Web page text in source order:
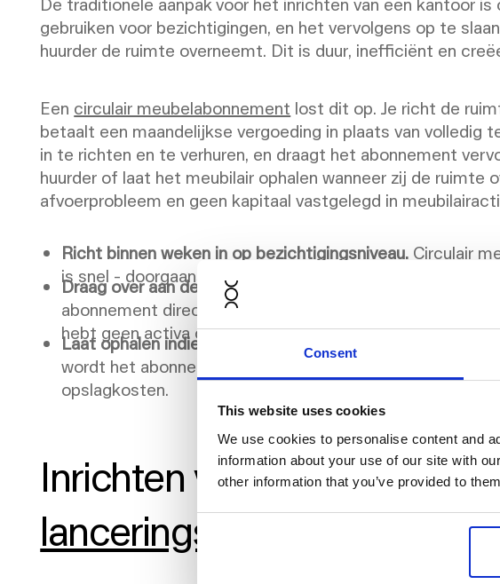
Consent
This website uses cookies
We use cookies to personalise content and
information about your use of our site with
other information that you’ve provided to
gebruiken voor bezichtigingen, en het vervolgens op te
huurder de ruimte overneemt. Dit is duur, inefficiënt en
Een circulair meubelabonnement lost dit op. Je richt de
betaalt een maandelijkse vergoeding in plaats van volledig
in te richten en te verhuren, en draagt het abonnement
huurder of laat het meubilair ophalen wanneer zij de ruimte
afvoerprobleem en geen kapitaal vastgelegd in
Richt binnen weken in op bezichtigingsniveau. Circulair
is snel - doorgaans twee tot vier weken van brief tot
Draag over aan de aankomende huurder.
abonnement direct worden overgedragen. Zij blijven de
hebt geen activa om mee om te gaan.
Laat ophalen indien niet nodig.
Als de huurder zijn eigen
wordt het abonnementsmeubilair opgehaald door de
opslagkosten.
Inrichten voor
lanceringsevenementen